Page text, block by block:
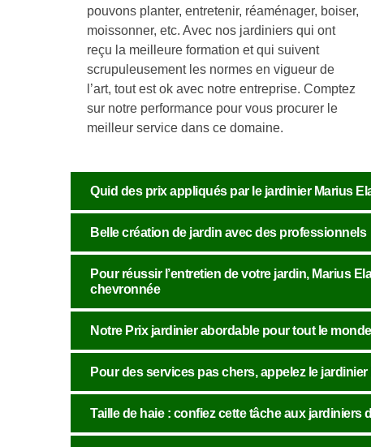
pouvons planter, entretenir, réaménager, boiser,
moissonner, etc. Avec nos jardiniers qui ont
reçu la meilleure formation et qui suivent
scrupuleusement les normes en vigueur de
l’art, tout est ok avec notre entreprise. Comptez
sur notre performance pour vous procurer le
meilleur service dans ce domaine.
Quid des prix appliqués par le jardinier Marius
Belle création de jardin avec des professionnels
Pour réussir l’entretien de votre jardin, Marius
chevronnée
Notre Prix jardinier abordable pour tout le monde
Pour des services pas chers, appelez le
Taille de haie : confiez cette tâche aux jardiniers